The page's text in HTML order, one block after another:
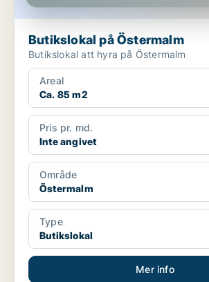
Butikslokal på Östermalm
Butikslokal att hyra på Östermalm
Areal
Ca. 85 m2
Pris pr. md.
Inte angivet
Område
Östermalm
Type
Butikslokal
Mer info